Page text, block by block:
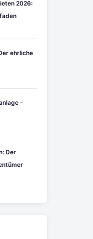
2026:
ehrliche
–
Der